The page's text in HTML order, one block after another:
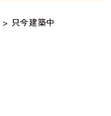
> 只今建築中